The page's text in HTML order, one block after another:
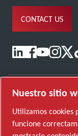
CONTACT US
Nuestro sitio
Utilizamos cookies
funcione